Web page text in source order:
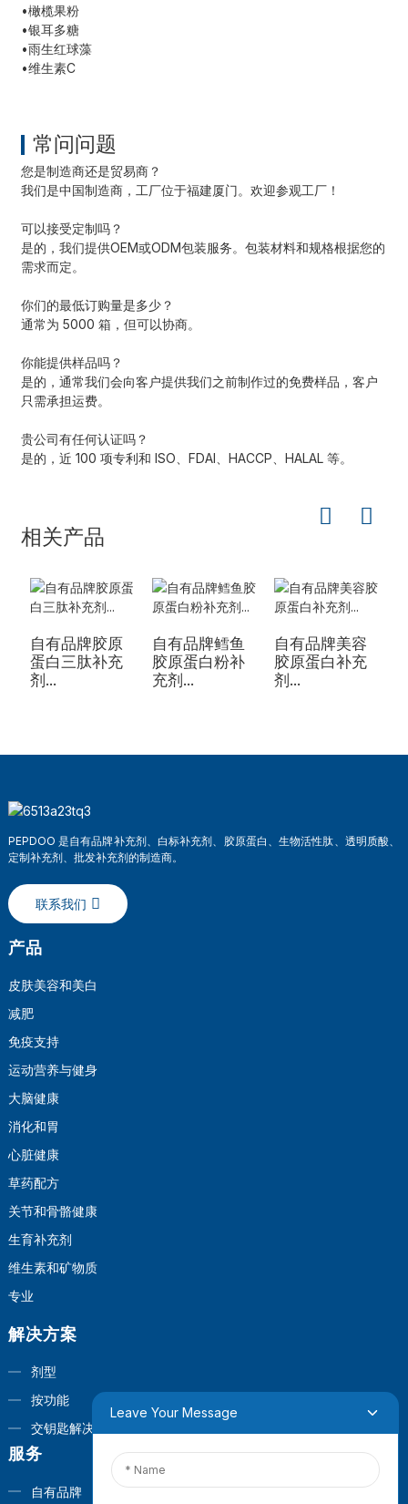
•橄榄果粉
•银耳多糖
•雨生红球藻
•维生素C
常问问题
您是制造商还是贸易商？
我们是中国制造商，工厂位于福建厦门。欢迎参观工厂！
可以接受定制吗？
是的，我们提供OEM或ODM包装服务。包装材料和规格根据您的
需求而定。
你们的最低订购量是多少？
通常为 5000 箱，但可以协商。
你能提供样品吗？
是的，通常我们会向客户提供我们之前制作过的免费样品，客户
只需承担运费。
贵公司有任何认证吗？
是的，近 100 项专利和 ISO、FDAI、HACCP、HALAL 等。
相关产品
自有品牌胶原
蛋白三肽补充
剂...
自有品牌鳕鱼
胶原蛋白粉补
充剂...
自有品牌美容
胶原蛋白补充
剂...
PEPDOO 是自有品牌补充剂、白标补充剂、胶原蛋白、生物活性肽、透明质酸、
定制补充剂、批发补充剂的制造商。
联系我们
产品
皮肤美容和美白
减肥
免疫支持
运动营养与健身
大脑健康
消化和胃
心脏健康
草药配方
关节和骨骼健康
生育补充剂
维生素和矿物质
专业
解决方案
剂型
按功能
交钥匙解决方案
服务
自有品牌
Leave Your Message